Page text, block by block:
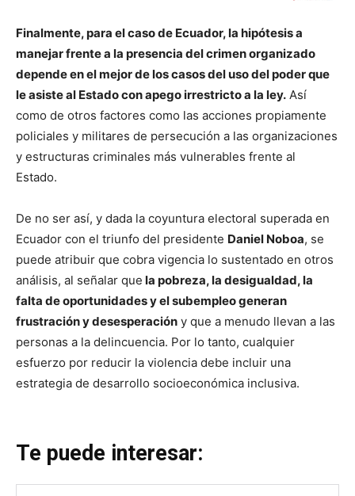
Finalmente, para el caso de Ecuador, la hipótesis a
manejar frente a la presencia del crimen organizado
depende en el mejor de los casos del uso del poder que
le asiste al Estado con apego irrestricto a la ley. Así
como de otros factores como las acciones propiamente
policiales y militares de persecución a las organizaciones
y estructuras criminales más vulnerables frente al
Estado.
De no ser así, y dada la coyuntura electoral superada en
Ecuador con el triunfo del presidente Daniel Noboa, se
puede atribuir que cobra vigencia lo sustentado en otros
análisis, al señalar que la pobreza, la desigualdad, la
falta de oportunidades y el subempleo generan
frustración y desesperación y que a menudo llevan a las
personas a la delincuencia. Por lo tanto, cualquier
esfuerzo por reducir la violencia debe incluir una
estrategia de desarrollo socioeconómica inclusiva.
Te puede interesar: